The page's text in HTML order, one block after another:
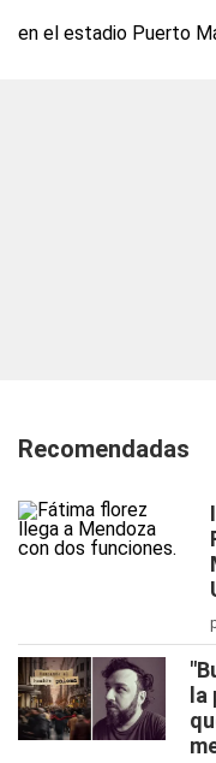
en el estadio Puerto
Recomendadas